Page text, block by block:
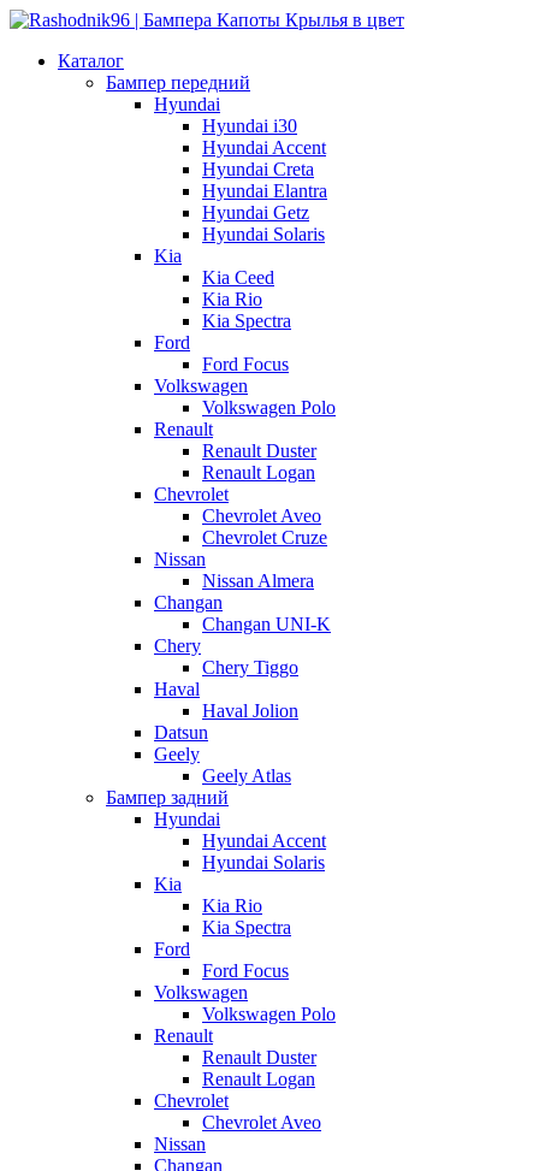
Каталог
Бампер передний
Hyundai
Hyundai i30
Hyundai Accent
Hyundai Creta
Hyundai Elantra
Hyundai Getz
Hyundai Solaris
Kia
Kia Ceed
Kia Rio
Kia Spectra
Ford
Ford Focus
Volkswagen
Volkswagen Polo
Renault
Renault Duster
Renault Logan
Chevrolet
Chevrolet Aveo
Chevrolet Cruze
Nissan
Nissan Almera
Changan
Changan UNI-K
Chery
Chery Tiggo
Haval
Haval Jolion
Datsun
Geely
Geely Atlas
Бампер задний
Hyundai
Hyundai Accent
Hyundai Solaris
Kia
Kia Rio
Kia Spectra
Ford
Ford Focus
Volkswagen
Volkswagen Polo
Renault
Renault Duster
Renault Logan
Chevrolet
Chevrolet Aveo
Nissan
Changan